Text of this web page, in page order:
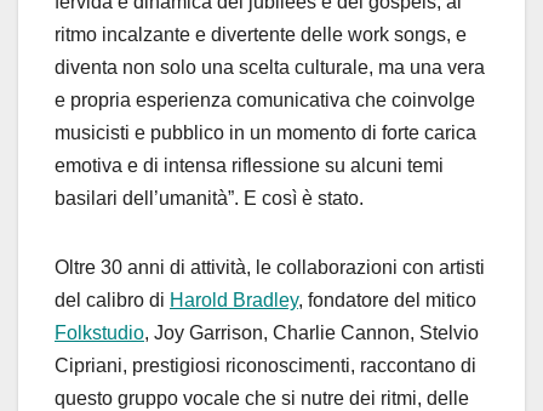
ritmo incalzante e divertente delle work songs, e
diventa non solo una scelta culturale, ma una vera
e propria esperienza comunicativa che coinvolge
musicisti e pubblico in un momento di forte carica
emotiva e di intensa riflessione su alcuni temi
basilari dell’umanità”. E così è stato.
Oltre 30 anni di attività, le collaborazioni con artisti
del calibro di Harold Bradley, fondatore del mitico
Folkstudio, Joy Garrison, Charlie Cannon, Stelvio
Cipriani, prestigiosi riconoscimenti, raccontano di
questo gruppo vocale che si nutre dei ritmi, delle